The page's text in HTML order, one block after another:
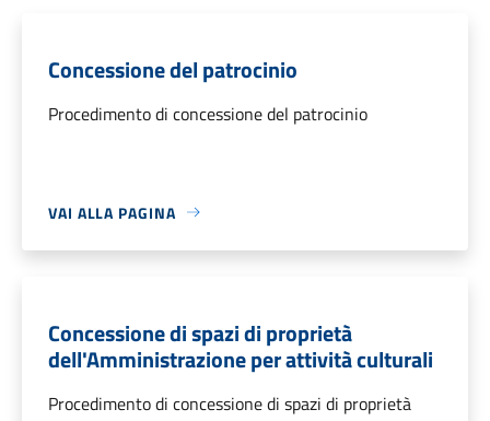
Concessione del patrocinio
Procedimento di concessione del patrocinio
VAI ALLA PAGINA
Concessione di spazi di proprietà
dell'Amministrazione per attività culturali
Procedimento di concessione di spazi di proprietà